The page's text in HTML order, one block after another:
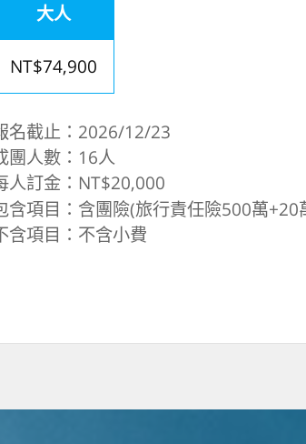
大人
NT$74,900
名截止：2026/12/23
團人數：16人
人訂金：NT$20,000
含項目：含團險(旅行責任險500萬+20
含項目：不含小費